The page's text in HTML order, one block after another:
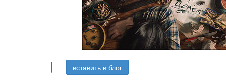
вставить в блог